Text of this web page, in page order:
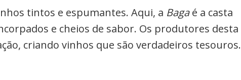
tintos e espumantes. Aqui, a Bagaé a casta
e cheios de sabor. Os produtores desta
criando vinhos que são verdadeiros tesouros.